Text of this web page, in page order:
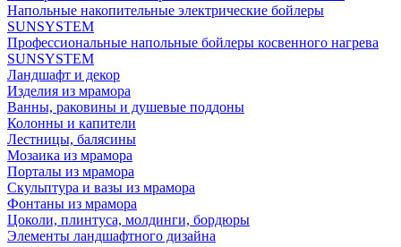
Напольные накопительные электрические бойлеры
SUNSYSTEM
Профессиональные напольные бойлеры косвенного нагрева
SUNSYSTEM
Ландшафт и декор
Изделия из мрамора
Ванны, раковины и душевые поддоны
Колонны и капители
Лестницы, балясины
Мозаика из мрамора
Порталы из мрамора
Скульптура и вазы из мрамора
Фонтаны из мрамора
Цоколи, плинтуса, молдинги, бордюры
Элементы ландшафтного дизайна